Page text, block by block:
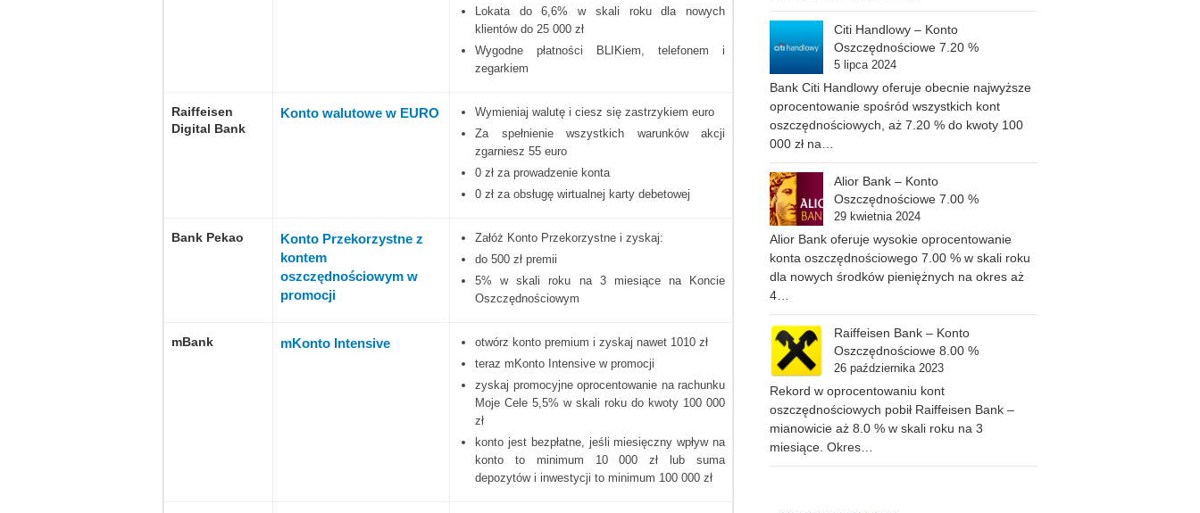
Lokata do 6,6% w skali roku dla nowych
klientów do 25 000 zł
Wygodne płatności BLIKiem, telefonem i
zegarkiem
Raiffeisen
Digital Bank
Konto walutowe w EURO
Wymieniaj walutę i ciesz się zastrzykiem euro
Za spełnienie wszystkich warunków akcji
zgarniesz 55 euro
0 zł za prowadzenie konta
0 zł za obsługę wirtualnej karty debetowej
Bank Pekao
Konto Przekorzystne z
kontem
oszczędnościowym w
promocji
Załóż Konto Przekorzystne i zyskaj:
do 500 zł premii
5% w skali roku na 3 miesiące na Koncie
Oszczędnościowym
mBank mKonto Intensive
otwórz konto premium i zyskaj nawet 1010 zł
teraz mKonto Intensive w promocji
zyskaj promocyjne oprocentowanie na rachunku
Moje Cele 5,5% w skali roku do kwoty 100 000
zł
konto jest bezpłatne, jeśli miesięczny wpływ na
konto to minimum 10 000 zł lub suma
depozytów i inwestycji to minimum 100 000 zł
Citi Handlowy – Konto
Oszczędnościowe 7.20 %
5 lipca 2024
Bank Citi Handlowy oferuje obecnie najwyższe
oprocentowanie spośród wszystkich kont
oszczędnościowych, aż 7.20 % do kwoty 100
000 zł na…
Alior Bank – Konto
Oszczędnościowe 7.00 %
29 kwietnia 2024
Alior Bank oferuje wysokie oprocentowanie
konta oszczędnościowego 7.00 % w skali roku
dla nowych środków pieniężnych na okres aż
4…
Raiffeisen Bank – Konto
Oszczędnościowe 8.00 %
26 października 2023
Rekord w oprocentowaniu kont
oszczędnościowych pobił Raiffeisen Bank –
mianowicie aż 8.0 % w skali roku na 3
miesiące. Okres…